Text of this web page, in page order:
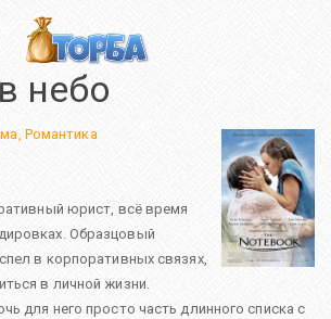
небо
, Романтика
юрист, всё время
Образцовый
в корпоративных связях,
в личной жизни.
для него просто часть длинного списка с